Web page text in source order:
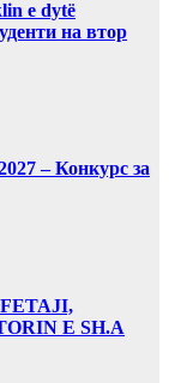
e dytë
на втор
– Конкурс за
E SH.A